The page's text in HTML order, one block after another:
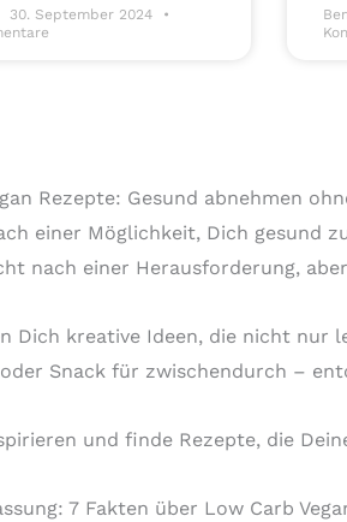
30. September 2024
Rezepte: Gesund abnehmen
einer Möglichkeit, Dich gesund
nach einer Herausforderung,
Dich kreative Ideen, die nicht nur
Snack für zwischendurch –
und finde Rezepte, die
7 Fakten über Low Carb